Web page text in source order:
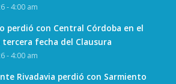
- 4:00 am
perdió con Central Córdoba en el
tercera fecha del Clausura
- 4:00 am
Rivadavia perdió con Sarmiento